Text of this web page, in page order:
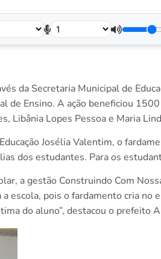
da Secretaria Municipal de
de Ensino. A ação beneficiou
Libânia Lopes Pessoa e Maria
Josélia Valentim, o
dos estudantes. Para os
a gestão Construindo Com
escola, pois o fardamento cria
do aluno”, destacou o prefeito